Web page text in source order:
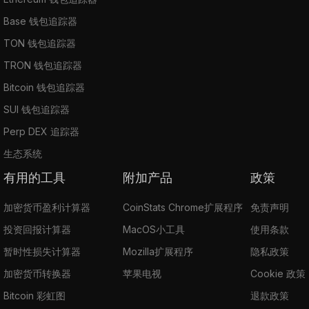
Base 钱包追踪器
TON 钱包追踪器
TRON 钱包追踪器
Bitcoin 钱包追踪器
SUI 钱包追踪器
Perp DEX 追踪器
生态系统
有用的工具
加密货币盈利计算器
投资回报计算器
暂时性损失计算器
加密货币转换器
Bitcoin 彩虹图
附加产品
CoinStats Chrome扩展程序
MacOS小工具
Mozilla扩展程序
苹果电视
政策
免责声明
使用条款
隐私政策
Cookie 政策
退款政策